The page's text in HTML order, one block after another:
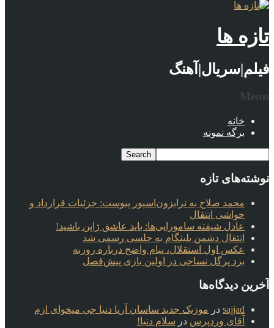
تازه ها
فیلم|سریال|آهنگ
Menu
خانه
برگه نمونه
نوشته‌های تازه
محمد صلاح به ترابزون‌اسپور پیوست: جزئیات قرارداد و
حواشی انتقال
عادل شیفته سامورایی‌ها: باید عاشق ژاپن باشید!
انتقال دشمن بلینگام به چلسی رسمی شد
عکس اول استقلال، پیام واضح درباره روزبه
برد پرگل نساجی در اولین بازی پیش‌فصل
آخرین دیدگاه‌ها
sajjad در موزیک جدید ساسان آریا دنیا چی میخوای ازم
آقای وردپرس در سلام دنیا!